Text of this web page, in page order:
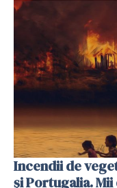
Incendii de
și Portugalia.